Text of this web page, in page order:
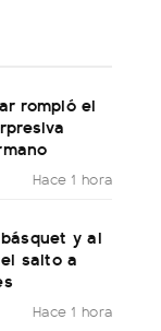
rompió el
Hace 1 hora
y al
salto a
Hace 1 hora